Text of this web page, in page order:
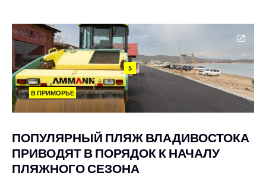
5
В ПРИМОРЬЕ
ПОПУЛЯРНЫЙ ПЛЯЖ ВЛАДИВОСТОКА
ПРИВОДЯТ В ПОРЯДОК К НАЧАЛУ
ПЛЯЖНОГО СЕЗОНА